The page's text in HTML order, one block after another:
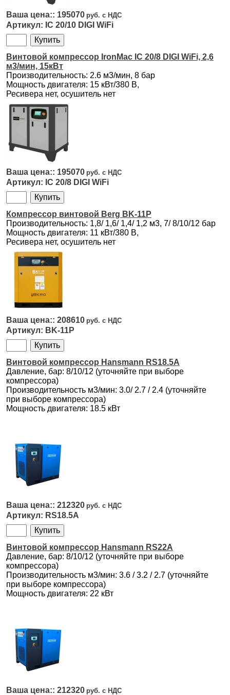
195070
IC 20/10 DIGI WiFi
Винтовой компрессор IronMac IC 20/8 DIGI WiFi, 2,6
м3/мин, 15кВт
Производительность: 2.6 м3/мин, 8 бар
Мощность двигателя: 15 кВт/380 В,
Ресивера нет, осушитель нет
195070
IC 20/8 DIGI WiFi
Компрессор винтовой Berg BK-11P
Производительность: 1,8/ 1,6/ 1,4/ 1,2 м3, 7/ 8/10/12 бар
Мощность двигателя: 11 кВт/380 В,
Ресивера нет, осушитель нет
208610
BK-11P
Винтовой компрессор Hansmann RS18.5A
Давление, бар: 8/10/12 (уточняйте при выборе
компрессора)
Производительность м3/мин: 3.0/ 2.7 / 2.4 (уточняйте
при выборе компрессора)
Мощность двигателя: 18.5 кВт
212320
RS18.5A
Винтовой компрессор Hansmann RS22A
Давление, бар: 8/10/12 (уточняйте при выборе
компрессора)
Производительность м3/мин: 3.6 / 3.2 / 2.7 (уточняйте
при выборе компрессора)
Мощность двигателя: 22 кВт
212320